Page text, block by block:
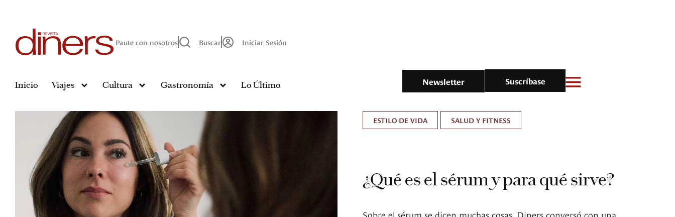
Paute con nosotros Buscar Iniciar Sesión
Inicio Viajes Cultura Gastronomía Lo Último Newsletter Suscríbase
ESTILO DE VIDA SALUD Y FITNESS
¿Qué es el sérum y para qué sirve?
Sobre el sérum se dicen muchas cosas. Diners conversó con una